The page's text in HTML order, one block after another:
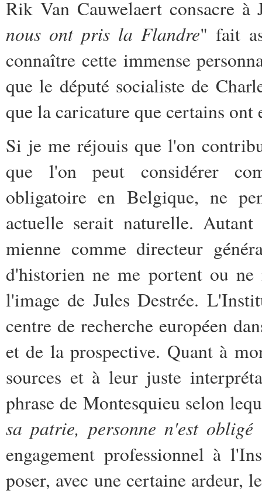
Rik Van Cauwelaert consacre
nous ont pris la Flandre" fait
connaître cette immense
que le député socialiste de
que la caricature que certains ont
Si je me réjouis que l'on
que l'on peut considérer
obligatoire en Belgique, ne
actuelle serait naturelle.
mienne comme directeur
d'historien ne me portent ou
l'image de Jules Destrée.
centre de recherche européen
et de la prospective. Quant à
sources et à leur juste
phrase de Montesquieu selon
sa patrie, personne n'est
engagement professionnel à
poser, avec une certaine ardeur,